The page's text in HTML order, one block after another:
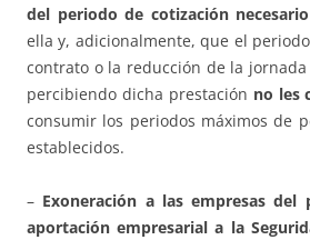
del periodo de cotización necesario
ella y, adicionalmente, que el
contrato o la reducción de la
percibiendo dicha prestación no les
consumir los periodos máximos de
establecidos.
– Exoneración a las empresas
aportación empresarial a la